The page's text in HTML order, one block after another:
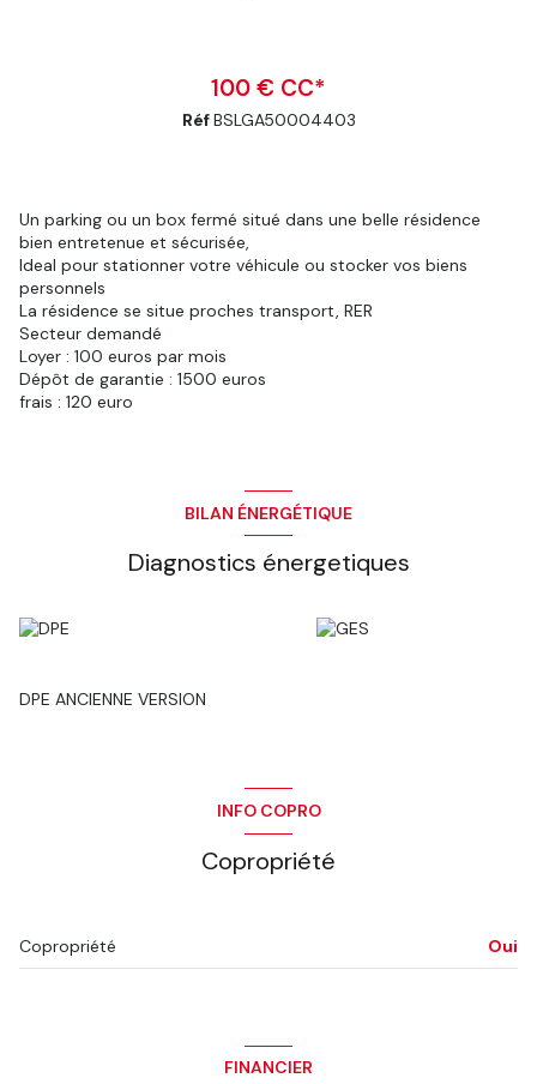
100 € CC*
RéfBSLGA50004403
Un parking ou un box fermé situé dans une belle résidence
bien entretenue et sécurisée,
Ideal pour stationner votre véhicule ou stocker vos biens
personnels
La résidence se situe proches transport, RER
Secteur demandé
Loyer : 100 euros par mois
Dépôt de garantie : 1500 euros
frais : 120 euro
BILAN ÉNERGÉTIQUE
Diagnostics énergetiques
DPE ANCIENNE VERSION
INFO COPRO
Copropriété
Copropriété Oui
FINANCIER